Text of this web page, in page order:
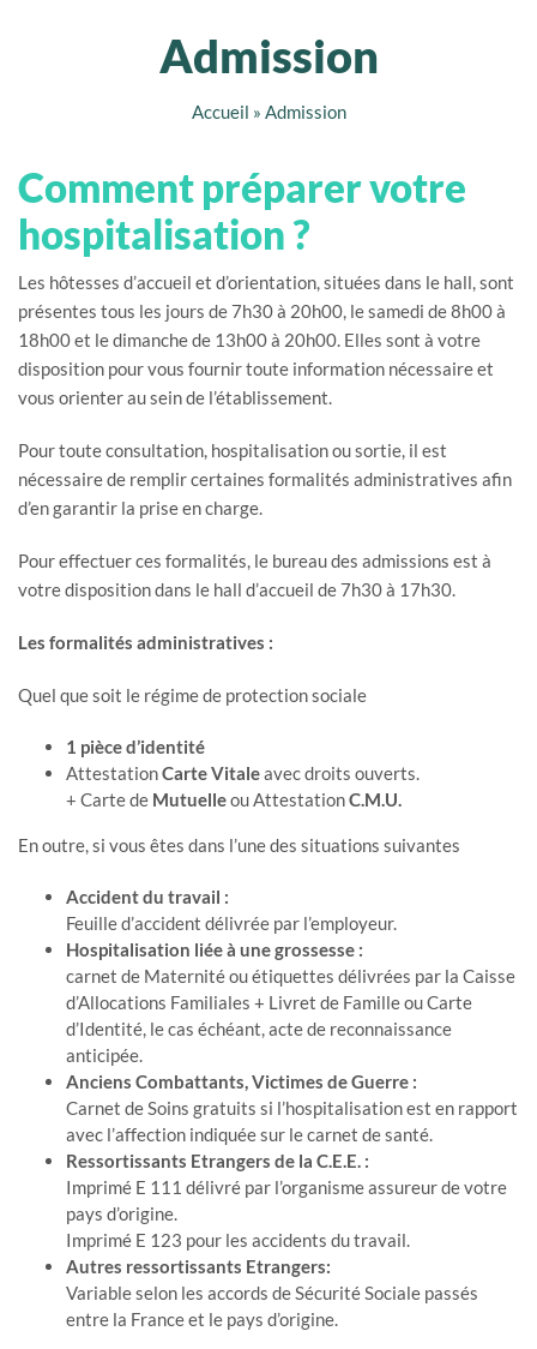
Admission
Accueil » Admission
Comment préparer votre
hospitalisation ?
Les hôtesses d’accueil et d’orientation, situées dans le hall, sont
présentes tous les jours de 7h30 à 20h00, le samedi de 8h00 à
18h00 et le dimanche de 13h00 à 20h00. Elles sont à votre
disposition pour vous fournir toute information nécessaire et
vous orienter au sein de l’établissement.
Pour toute consultation, hospitalisation ou sortie, il est
nécessaire de remplir certaines formalités administratives afin
d’en garantir la prise en charge.
Pour effectuer ces formalités, le bureau des admissions est à
votre disposition dans le hall d’accueil de 7h30 à 17h30.
Les formalités administratives :
Quel que soit le régime de protection sociale
1 pièce d’identité
AttestationCarte Vitaleavec droits ouverts.
+ Carte de Mutuelleou AttestationC.M.U.
En outre, si vous êtes dans l’une des situations suivantes
Accident du travail :
Feuille d’accident délivrée par l’employeur.
Hospitalisation liée à une grossesse :
carnet de Maternité ou étiquettes délivrées par la Caisse
d’Allocations Familiales + Livret de Famille ou Carte
d’Identité, le cas échéant, acte de reconnaissance
anticipée.
Anciens Combattants, Victimes de Guerre :
Carnet de Soins gratuits si l’hospitalisation est en rapport
avec l’affection indiquée sur le carnet de santé.
Ressortissants Etrangers de la C.E.E. :
Imprimé E 111 délivré par l’organisme assureur de votre
pays d’origine.
Imprimé E 123 pour les accidents du travail.
Autres ressortissants Etrangers:
Variable selon les accords de Sécurité Sociale passés
entre la France et le pays d’origine.